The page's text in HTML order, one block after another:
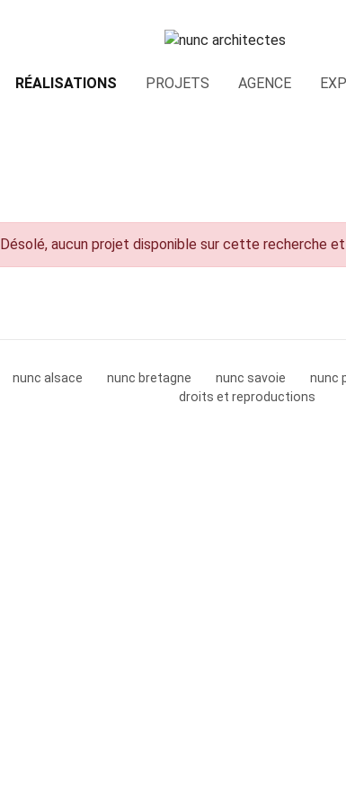
RÉALISATIONS PROJETS AGENCE
Désolé, aucun projet disponible sur cette recherche
nunc alsace nunc bretagne nunc savoie nunc
droits et reproductions